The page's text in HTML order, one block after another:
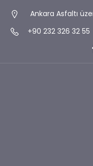
Ankara Asfaltı
+90 232 326 32 55